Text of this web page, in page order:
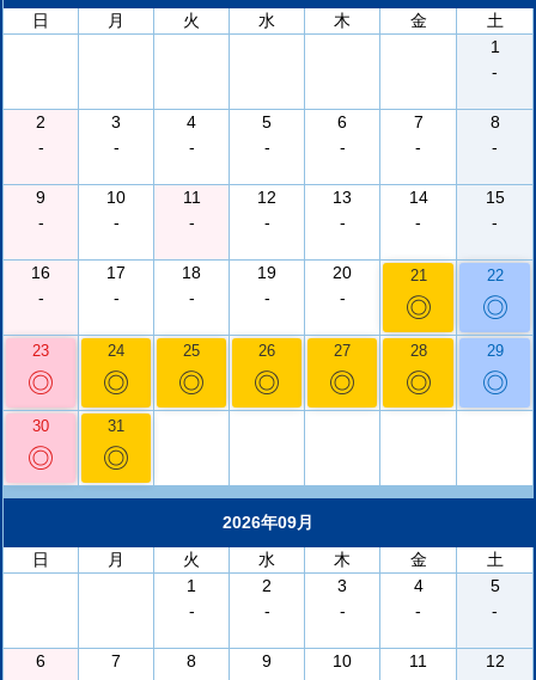
日
月 火 水 木 金
土
1
-
2
-
3
-
4
-
5
-
6
-
7
-
8
-
9
-
10
-
11
-
12
-
13
-
14
-
15
-
16
-
17
-
18
-
19
-
20
-
21
◎
22
◎
23
◎
24
◎
25
◎
26
◎
27
◎
28
◎
29
◎
30
◎
31
◎
2026年09月
日
月 火 水 木 金
土
1
-
2
-
3
-
4
-
5
-
6
7
8
9
10
11
12